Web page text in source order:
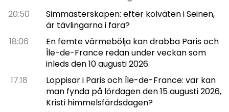
20:50
Simmästerskapen: efter kolväten i Seinen,
är tävlingarna i fara?
18:06
En femte värmebölja kan drabba Paris och
Île-de-France redan under veckan som
inleds den 10 augusti 2026.
17:18
Loppisar i Paris och Île-de-France: var kan
man fynda på lördagen den 15 augusti 2026,
Kristi himmelsfärdsdagen?